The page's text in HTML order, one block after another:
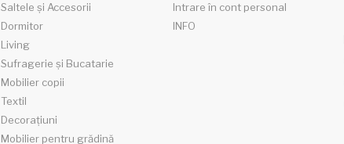
Saltele și Accesorii
Dormitor
Living
Sufragerie și Bucatarie
Mobilier copii
Textil
Decorațiuni
Mobilier pentru grădină
Intrare în cont personal
INFO